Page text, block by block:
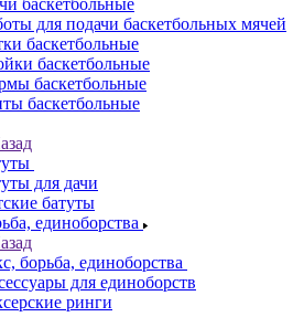
баскетбольные
для подачи баскетбольных мячей
баскетбольные
баскетбольные
баскетбольные
баскетбольные
для дачи
батуты
единоборства
борьба, единоборства
для единоборств
ринги